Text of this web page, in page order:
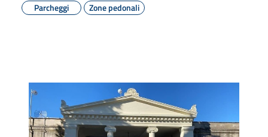
Parcheggi
Zone pedonali